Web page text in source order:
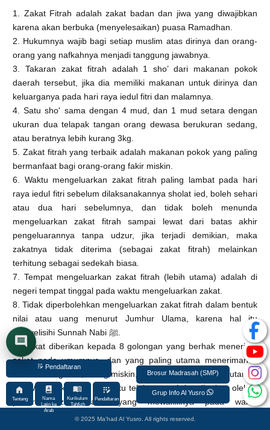
1. Zakat Fitrah adalah zakat badan dan jiwa yang diwajibkan
karena akan berbuka (menyelesaikan) puasa Ramadhan.
2. Hukumnya wajib bagi setiap muslim atas dirinya dan orang-
orang yang nafkahnya menjadi tanggung jawabnya.
3. Takaran zakat fitrah adalah 1 sho’ dari makanan pokok
daerah tersebut, jika dia memiliki makanan untuk dirinya dan
keluarganya pada hari raya iedul fitri dan malamnya.
4. Satu sho' sama dengan 4 mud, dan 1 mud setara dengan
ukuran dua telapak tangan orang dewasa berukuran sedang,
atau beratnya lebih kurang 3kg.
5. Zakat fitrah yang terbaik adalah makanan pokok yang paling
bermanfaat bagi orang-orang fakir miskin.
6. Waktu mengeluarkan zakat fitrah paling lambat pada hari
raya iedul fitri sebelum dilaksanakannya sholat ied, boleh sehari
atau dua hari sebelumnya, dan tidak boleh menunda
mengeluarkan zakat fitrah sampai lewat dari batas akhir
pengeluarannya tanpa udzur, jika terjadi demikian, maka
zakatnya tidak diterima (sebagai zakat fitrah) melainkan
terhitung sebagai sedekah biasa.
7. Tempat mengeluarkan zakat fitrah (lebih utama) adalah di
negeri tempat tinggal pada waktu mengeluarkan zakat.
8. Tidak diperbolehkan mengeluarkan zakat fitrah dalam bentuk
nilai atau uang menurut Jumhur Ulama, karena hal itu
9. Zakat diberikan kepada 8 golongan yang berhak menerima
zakat pada umumnya, dan yang paling utama menerimanya
adalah orang fakir, orang miskin, dan orang yang terlilit hutang.
10. Wajib hukumnya zakat itu telah sampai dan diterima oleh si
penerima zakat atau yang mewakilinya pada waktu
mengeluarkannya.© 2025 Ma'had Al Yusro. All rights reserved.
Pendaftaran
Tentang
Nama
Latin ke
Arab
Kurikulum
Tahfizh
Pendaftaran
Brosur Madrasah (SMP)
Grup Info Al Yusro